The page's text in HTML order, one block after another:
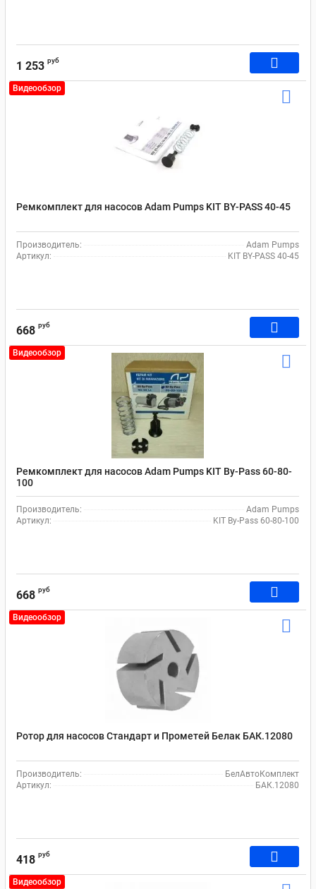
1 253 руб
Видеообзор
Ремкомплект для насосов Adam Pumps KIT BY-PASS 40-45
Производитель:
Adam Pumps
Артикул:
KIT BY-PASS 40-45
668 руб
Видеообзор
Ремкомплект для насосов Adam Pumps KIT By-Pass 60-80-
100
Производитель:
Adam Pumps
Артикул:
KIT By-Pass 60-80-100
668 руб
Видеообзор
Ротор для насосов Стандарт и Прометей Белак БАК.12080
Производитель:
БелАвтоКомплект
Артикул:
БАК.12080
418 руб
Видеообзор